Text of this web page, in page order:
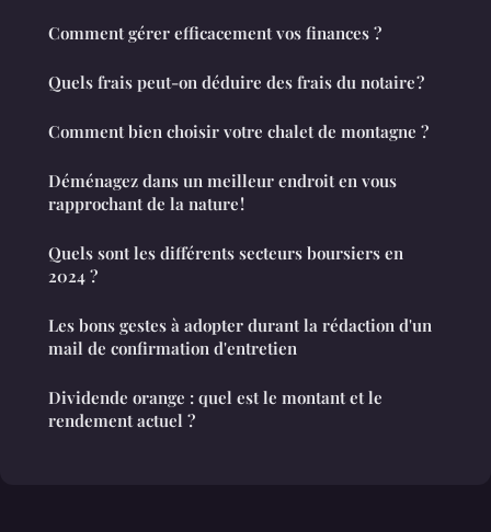
Comment gérer efficacement vos finances ?
Quels frais peut-on déduire des frais du notaire ?
Comment bien choisir votre chalet de montagne ?
Déménagez dans un meilleur endroit en vous
rapprochant de la nature !
Quels sont les différents secteurs boursiers en
2024 ?
Les bons gestes à adopter durant la rédaction d'un
mail de confirmation d'entretien
Dividende orange : quel est le montant et le
rendement actuel ?